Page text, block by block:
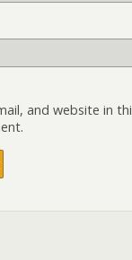
and website in